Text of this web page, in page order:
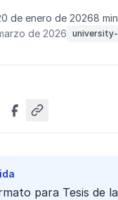
de enero de 20268
de 2026
para Tesis de